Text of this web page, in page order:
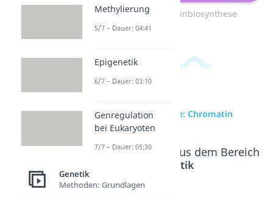
Zum Video: Proteinbiosynthese
zur Videoseite: Chromatin
Beliebte Inhalte aus dem Bereich
Genetik
Methylierung
5/7 – Dauer: 04:41
Epigenetik
6/7 – Dauer: 03:10
Genregulation
bei Eukaryoten
7/7 – Dauer: 05:30
Genetik
Methoden: Grundlagen